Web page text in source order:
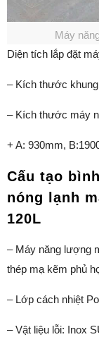
Máy
Diện tích lắp đặt
– Kích thước
– Kích thước máy
+ A: 930mm,
Cấu tạo
nóng lạnh
120L
– Máy năng lượng
thép mạ kẽm phủ
– Lớp cách nhiệt
– Vật liệu lỗi: Inox